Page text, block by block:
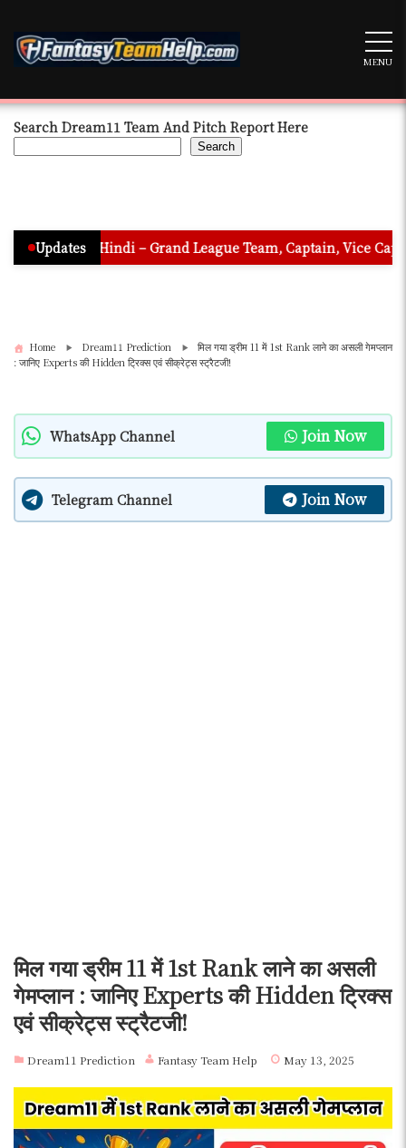
content
MENU
Search Dream11 Team And Pitch Report Here
Search
Updates
In Hindi – Grand League Team, Captain, Vice Captain &
Home Dream11 Prediction
मिल गया ड्रीम 11 में 1st Rank लाने का असली गेमप्लान
: जानिए Experts की Hidden ट्रिक्स एवं सीक्रेट्स स्ट्रैटजी!
WhatsApp Channel Join Now
Telegram Channel Join Now
मिल गया ड्रीम 11 में 1st Rank लाने का असली
गेमप्लान : जानिए Experts की Hidden ट्रिक्स
एवं सीक्रेट्स स्ट्रैटजी!
Dream11 Prediction Fantasy Team Help May 13, 2025